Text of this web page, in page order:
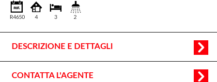
R4650 4 3 2
DESCRIZIONE E DETTAGLI
CONTATTA L'AGENTE